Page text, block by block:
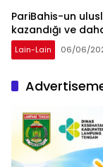
PariBahis-un
kazandığı ve
Lain-Lain 06/06/